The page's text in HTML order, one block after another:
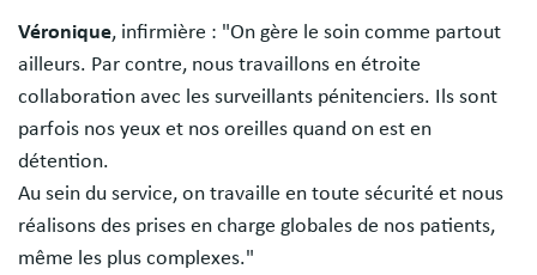
Véronique, infirmière : "On gère le soin comme partout
ailleurs. Par contre, nous travaillons en étroite
collaboration avec les surveillants pénitenciers. Ils sont
parfois nos yeux et nos oreilles quand on est en
détention.
Au sein du service, on travaille en toute sécurité et nous
réalisons des prises en charge globales de nos patients,
même les plus complexes."